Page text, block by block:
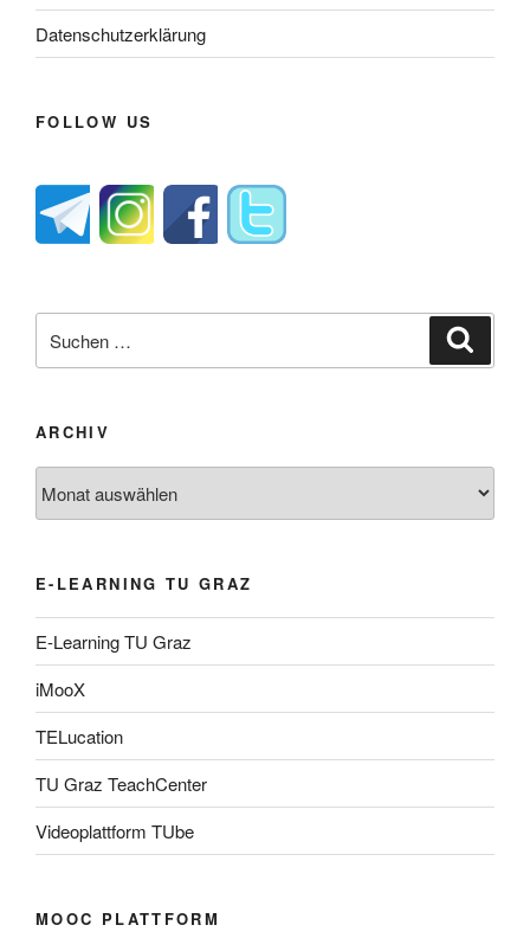
Datenschutzerklärung
FOLLOW US
nach:
ARCHIV
E-LEARNING TU GRAZ
E-Learning TU Graz
iMooX
TELucation
TU Graz TeachCenter
Videoplattform TUbe
MOOC PLATTFORM